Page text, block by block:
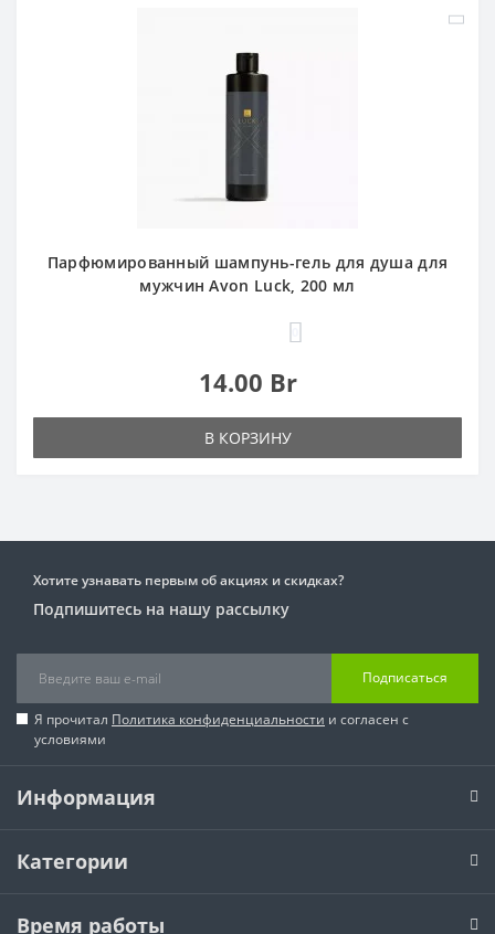
Парфюмированный шампунь-гель для душа для
мужчин Avon Luck, 200 мл
14.00 Br
В КОРЗИНУ
Хотите узнавать первым об акциях и скидках?
Подпишитесь на нашу рассылку
Подписаться
Я прочитал Политика конфиденциальности и согласен с
условиями
Информация
Категории
Время работы